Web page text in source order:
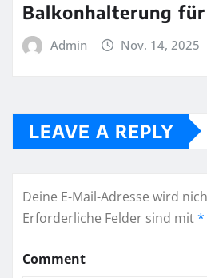
Balkonhalterung
Admin Nov. 14, 2025
LEAVE A REPLY
Deine E-Mail-Adresse wird
Erforderliche Felder sind mit*
Comment